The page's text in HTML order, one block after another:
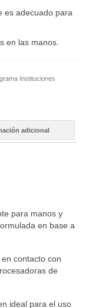
es adecuado para
en las manos.
Instituciones
adicional
para manos y
en base a
contacto con
de
ideal para el uso